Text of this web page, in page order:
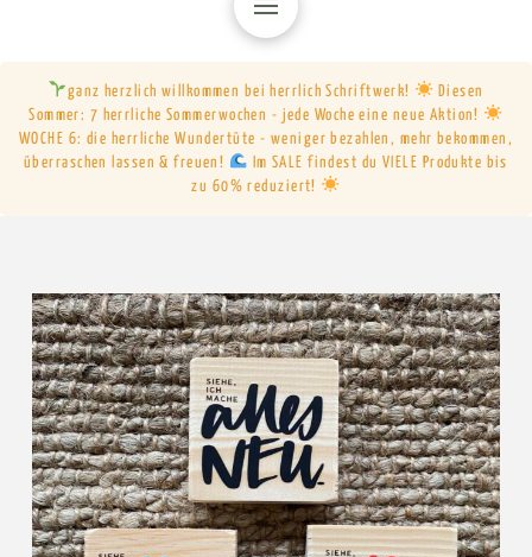
ganz herzlich willkommen bei herrlich Schriftwerk!
Diesen
Sommer: 7 herrliche Sommerwochen - jede Woche eine neue Aktion!
WOCHE 6: die herrliche Wundertüte - weniger bezahlen, mehr bekommen,
überraschen lassen & freuen!
Im SALE findest du VIELE Produkte bis
zu 60% reduziert!